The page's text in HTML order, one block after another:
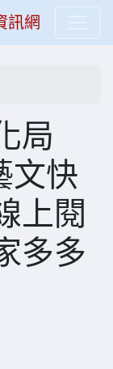
訊網
局
文快
上閱
多多